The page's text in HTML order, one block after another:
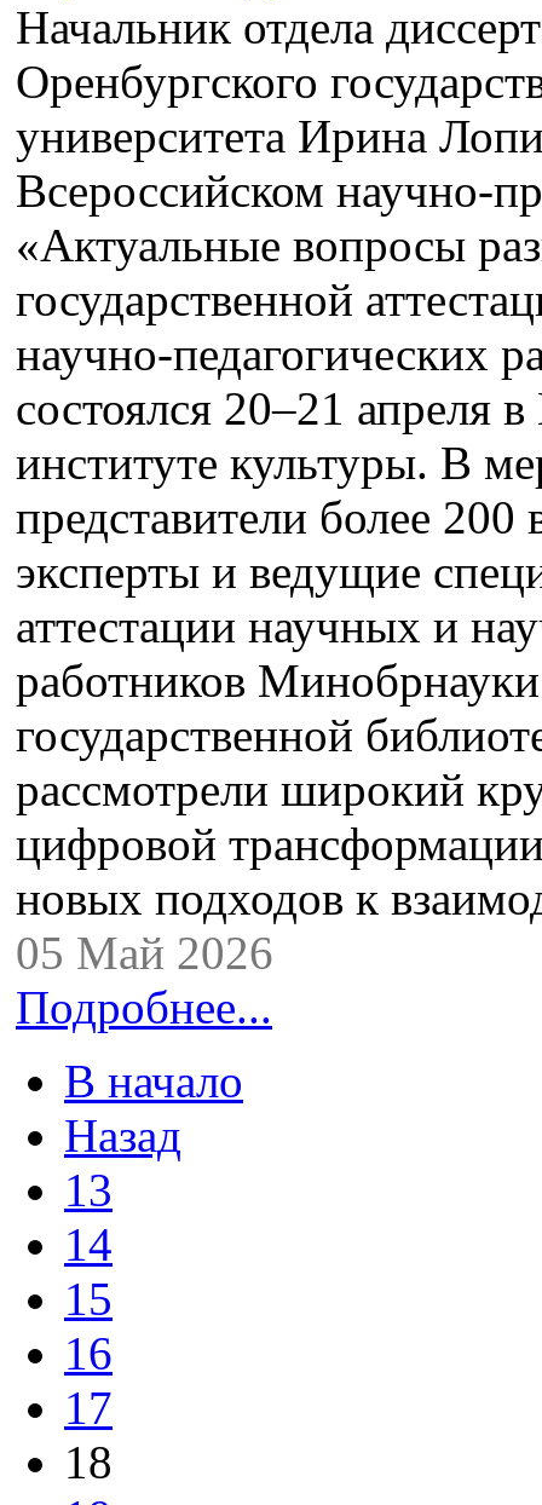
Начальник отдела
Оренбургского
университета Ирина
Всероссийском
«Актуальные вопросы
государственной
научно‑педагогических
состоялся 20–21 апреля
институте культуры. В
представители более 200
эксперты и ведущие
аттестации научных и
работников
государственной
рассмотрели широкий
цифровой
новых подходов к
05 Май 2026
Подробнее...
В начало
Назад
13
14
15
16
17
18